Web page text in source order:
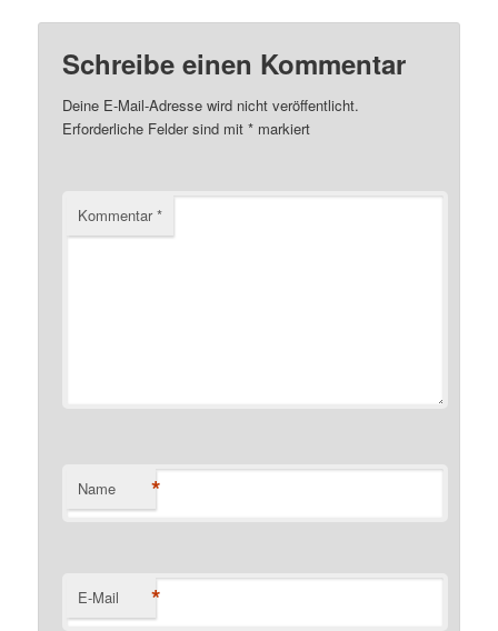
Schreibe einen Kommentar
Deine E-Mail-Adresse wird nicht veröffentlicht.
Erforderliche Felder sind mit* markiert
Kommentar*
Name *
E-Mail *